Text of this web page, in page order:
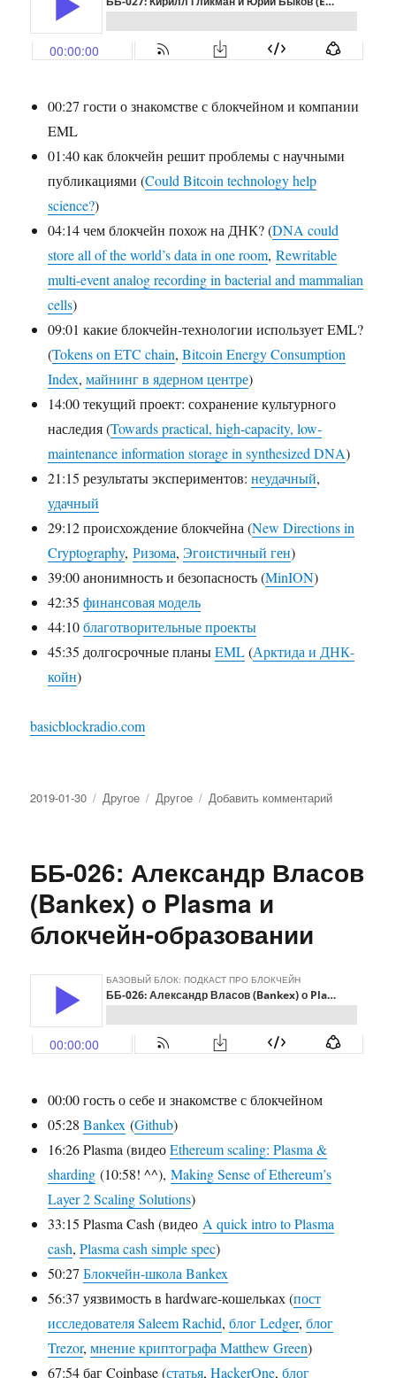
00:27 гости о знакомстве с блокчейном и компании
EML
01:40 как блокчейн решит проблемы с научными
публикациями (Could Bitcoin technology help
science?)
04:14 чем блокчейн похож на ДНК? (DNA could
store all of the world’s data in one room,Rewritable
multi-event analog recording in bacterial and mammalian
cells)
09:01 какие блокчейн-технологии использует EML?
(Tokens on ETC chain,Bitcoin Energy Consumption
Index,майнинг в ядерном центре)
14:00 текущий проект: сохранение культурного
наследия (Towards practical, high-capacity, low-
maintenance information storage in synthesized DNA)
21:15 результаты экспериментов:неудачный,
удачный
29:12 происхождение блокчейна (New Directions in
Cryptography,Ризома,Эгоистичный ген)
39:00 анонимность и безопасность (MinION)
42:35финансовая модель
44:10благотворительные проекты
45:35 долгосрочные планыEML(Арктида и ДНК-
койн)
basicblockradio.com
Опубликовано
2019-01-30 Рубрики
Другое Метки
Другое Добавить комментарий
Гликман
блокчейне
и
сохранении
ББ-026: Александр Власов
(Bankex) о Plasma и
блокчейн-образовании
00:00 гость о себе и знакомстве с блокчейном
05:28Bankex (Github)
16:26 Plasma (видеоEthereum scaling: Plasma &
sharding (10:58! ^^),Making Sense of Ethereum’s
Layer 2 Scaling Solutions)
33:15 Plasma Cash (видео A quick intro to Plasma
cash,Plasma cash simple spec)
50:27Блокчейн-школа Bankex
56:37 уязвимость в hardware-кошельках (пост
исследователя Saleem Rachid,блог Ledger,блог
Trezor,мнение криптографа Matthew Green)
67:54 баг Coinbase (статья,HackerOne,блог